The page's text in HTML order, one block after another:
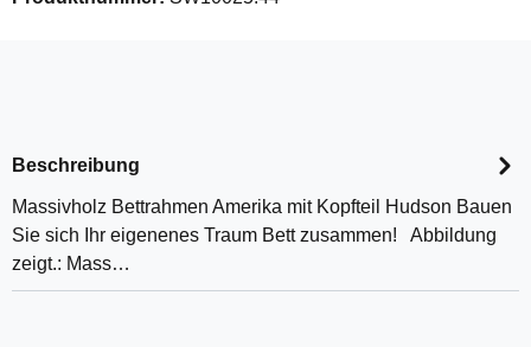
Beschreibung
Massivholz Bettrahmen Amerika mit Kopfteil Hudson Bauen
Sie sich Ihr eigenenes Traum Bett zusammen! Abbildung
zeigt.: Mass…